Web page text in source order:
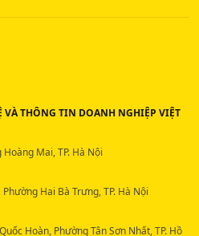
VÀ THÔNG TIN DOANH NGHIỆP VIỆT
Mai, TP. Hà Nội
Hai Bà Trưng, TP. Hà Nội
Hoàn, Phường Tân Sơn Nhất, TP. Hồ